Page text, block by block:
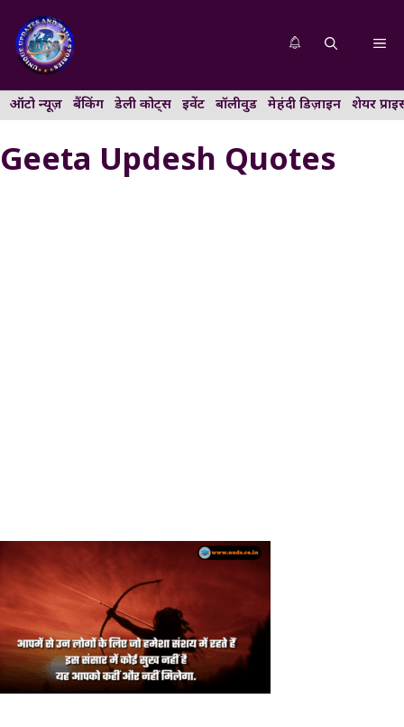
content
ऑटो न्यूज़ बैंकिंग डेली कोट्स इवेंट बॉलीवुड मेहंदी डिज़ाइन शेयर
Geeta Updesh Quotes